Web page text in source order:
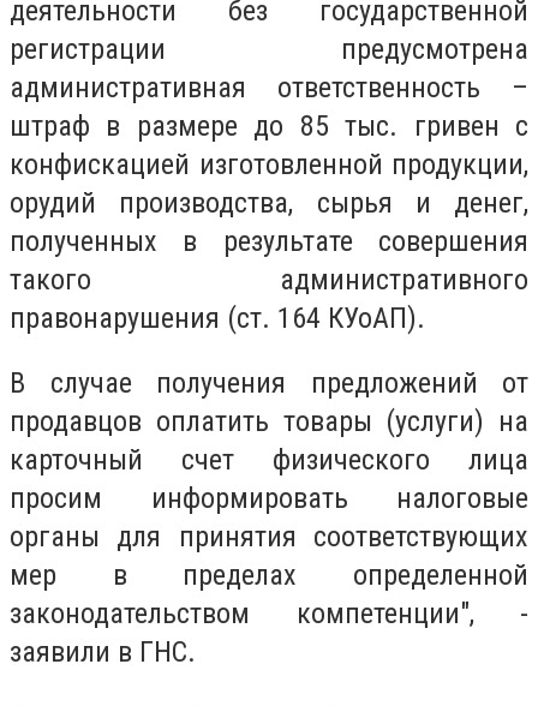
деятельности без государственной
регистрации предусмотрена
административная ответственность –
штраф в размере до 85 тыс. гривен с
конфискацией изготовленной продукции,
орудий производства, сырья и денег,
полученных в результате совершения
такого административного
правонарушения (ст. 164 КУоАП).
В случае получения предложений от
продавцов оплатить товары (услуги) на
карточный счет физического лица
просим информировать налоговые
органы для принятия соответствующих
мер в пределах определенной
законодательством компетенции", -
заявили в ГНС.